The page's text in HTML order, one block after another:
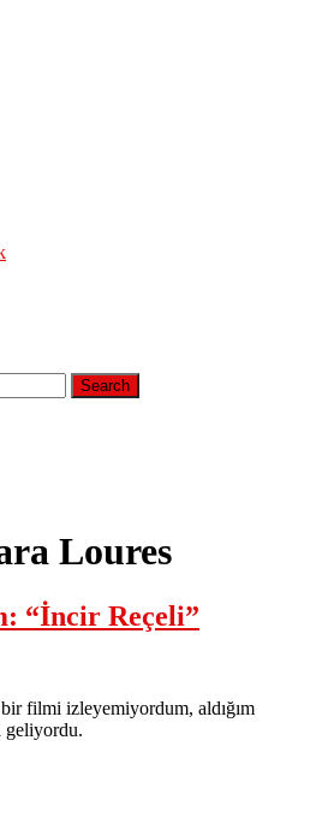
Loures
“İncir Reçeli”
filmi izleyemiyordum, aldığım
geliyordu.